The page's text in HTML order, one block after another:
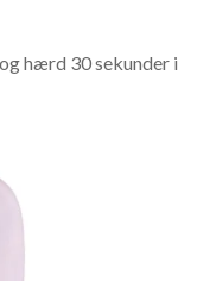
hærd 30 sekunder i